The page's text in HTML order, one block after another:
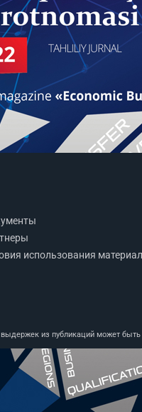
использования
из публикаций может